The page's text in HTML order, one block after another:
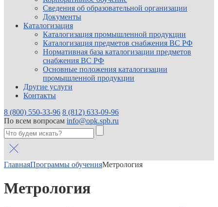
Сведения об образовательной организации
Документы
Каталогизация
Каталогизация промышленной продукции
Каталогизация предметов снабжения ВС РФ
Нормативная база каталогизации предметов
снабжения ВС РФ
Основные положения каталогизации
промышленной продукции
Другие услуги
Контакты
8 (800) 550-33-96 8 (812) 633-09-96
По всем вопросам info@opk.spb.ru
ГлавнаяПрограммы обученияМетрология
Метрология